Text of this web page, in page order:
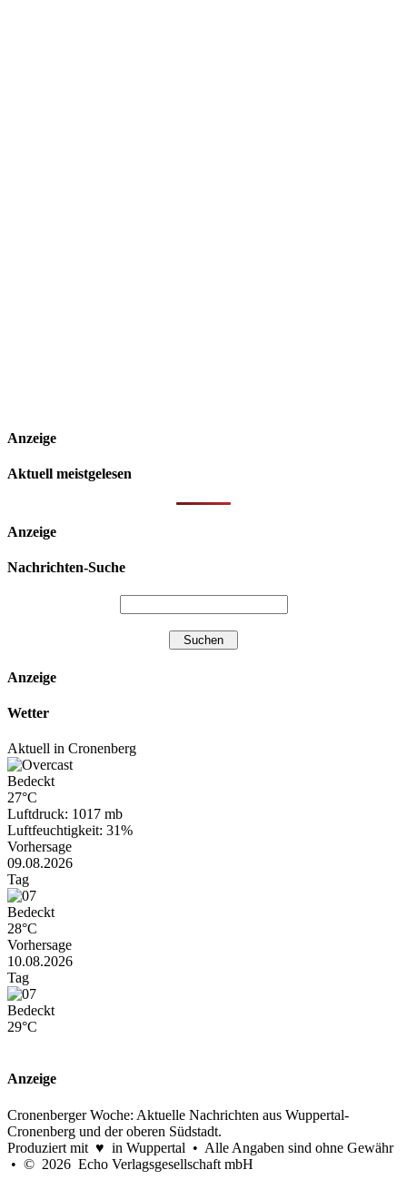
Anzeige
Aktuell meistgelesen
Anzeige
Nachrichten-Suche
Anzeige
Wetter
Aktuell in Cronenberg
Bedeckt
27°C
Luftdruck: 1017 mb
Luftfeuchtigkeit: 31%
Vorhersage
09.08.2026
Tag
Bedeckt
28°C
Vorhersage
10.08.2026
Tag
Bedeckt
29°C
Anzeige
Cronenberger Woche: Aktuelle Nachrichten aus Wuppertal-
Cronenberg und der oberen Südstadt.
Produziert mit ♥ in Wuppertal • Alle Angaben sind ohne Gewähr
• © 2026 Echo Verlagsgesellschaft mbH